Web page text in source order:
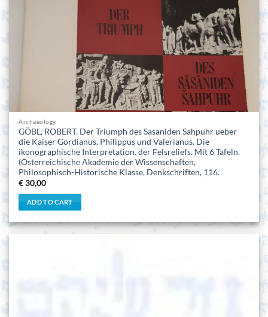
Archaeology
GÖBL, ROBERT. Der Triumph des Sasaniden Sahpuhr ueber
die Kaiser Gordianus, Philippus und Valerianus. Die
ikonographische Interpretation. der Felsreliefs. Mit 6 Tafeln.
(Österreichische Akademie der Wissenschaften,
Philosophisch-Historische Klasse, Denkschriften, 116.
€30,00
ADD TO CART